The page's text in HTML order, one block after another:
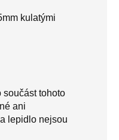
kulatými
součást tohoto
ani
lepidlo nejsou